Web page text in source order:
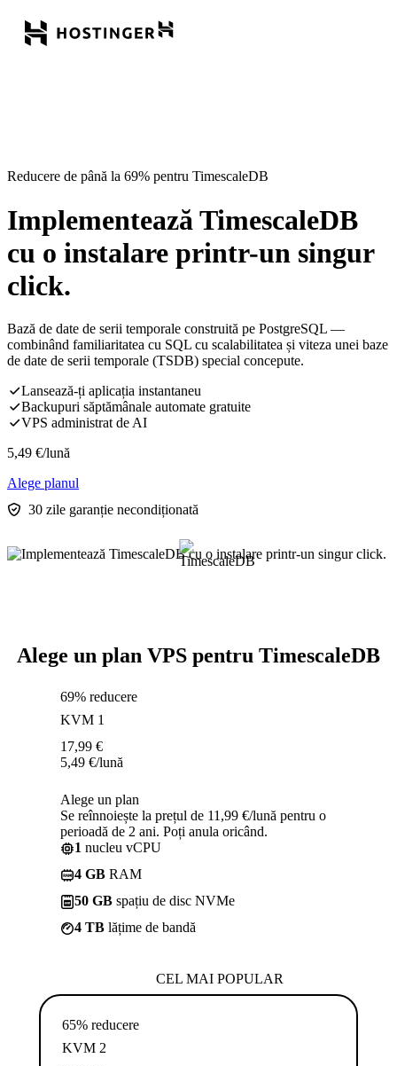
Reducere de până la 69% pentru TimescaleDB
Implementează TimescaleDB
cu o instalare printr-un singur
click.
Bază de date de serii temporale construită pe PostgreSQL —
combinând familiaritatea cu SQL cu scalabilitatea și viteza unei baze
de date de serii temporale (TSDB) special concepute.
Lansează-ți aplicația instantaneu
Backupuri săptămânale automate gratuite
VPS administrat de AI
5,49 €/lună
Alege planul
30 zile garanție necondiționată
Alege un plan VPS pentru TimescaleDB
69% reducere
KVM 1
17,99 €
5,49 €/lună
Alege un plan
Se reînnoiește la prețul de 11,99 €/lună pentru o
perioadă de 2 ani. Poți anula oricând.
1 nucleu vCPU
4 GB RAM
50 GB spațiu de disc NVMe
4 TB lățime de bandă
CEL MAI POPULAR
65% reducere
KVM 2